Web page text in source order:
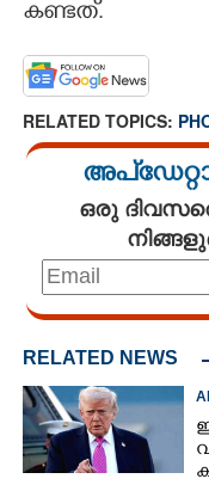
കണ്ടത്.
RELATED TOPICS:
ഒരു
RELATED NEWS